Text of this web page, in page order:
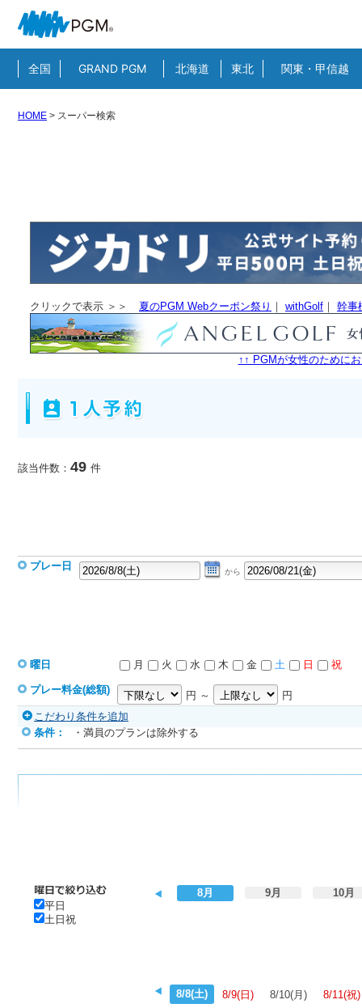
全国 GRAND PGM 北海道 東北 関東・甲信越
HOME > スーパー検索
クリックで表示 ＞＞ 夏のPGM Webクーポン祭り ｜ withGolf ｜ 幹事
↑↑ PGMが女性のために
該当件数： 49 件
プレー日 から
曜日 月 火 水 木 金 土 日 祝
プレー料金(総額) 円 ～
円
こだわり条件を追加
条件：
・満員のプランは除外する
平日
土日祝
8月 9月 10月
8/8(土) 8/9(日) 8/10(月) 8/11(祝)